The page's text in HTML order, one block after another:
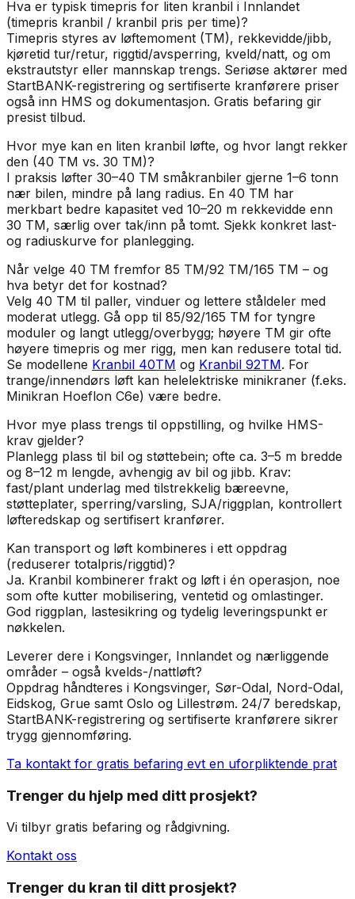
Hva er typisk timepris for liten kranbil i Innlandet
(timepris kranbil / kranbil pris per time)?
Timepris styres av løftemoment (TM), rekkevidde/jibb,
kjøretid tur/retur, riggtid/avsperring, kveld/natt, og om
ekstrautstyr eller mannskap trengs. Seriøse aktører med
StartBANK-registrering og sertifiserte kranførere priser
også inn HMS og dokumentasjon. Gratis befaring gir
presist tilbud.
Hvor mye kan en liten kranbil løfte, og hvor langt rekker
den (40 TM vs. 30 TM)?
I praksis løfter 30–40 TM småkranbiler gjerne 1–6 tonn
nær bilen, mindre på lang radius. En 40 TM har
merkbart bedre kapasitet ved 10–20 m rekkevidde enn
30 TM, særlig over tak/inn på tomt. Sjekk konkret last-
og radiuskurve for planlegging.
Når velge 40 TM fremfor 85 TM/92 TM/165 TM – og
hva betyr det for kostnad?
Velg 40 TM til paller, vinduer og lettere ståldeler med
moderat utlegg. Gå opp til 85/92/165 TM for tyngre
moduler og langt utlegg/overbygg; høyere TM gir ofte
høyere timepris og mer rigg, men kan redusere total tid.
Se modellene Kranbil 40TM og Kranbil 92TM. For
trange/innendørs løft kan helelektriske minikraner (f.eks.
Minikran Hoeflon C6e) være bedre.
Hvor mye plass trengs til oppstilling, og hvilke HMS-
krav gjelder?
Planlegg plass til bil og støttebein; ofte ca. 3–5 m bredde
og 8–12 m lengde, avhengig av bil og jibb. Krav:
fast/plant underlag med tilstrekkelig bæreevne,
støtteplater, sperring/varsling, SJA/riggplan, kontrollert
løfteredskap og sertifisert kranfører.
Kan transport og løft kombineres i ett oppdrag
(reduserer totalpris/riggtid)?
Ja. Kranbil kombinerer frakt og løft i én operasjon, noe
som ofte kutter mobilisering, ventetid og omlastinger.
God riggplan, lastesikring og tydelig leveringspunkt er
nøkkelen.
Leverer dere i Kongsvinger, Innlandet og nærliggende
områder – også kvelds-/nattløft?
Oppdrag håndteres i Kongsvinger, Sør-Odal, Nord-Odal,
Eidskog, Grue samt Oslo og Lillestrøm. 24/7 beredskap,
StartBANK-registrering og sertifiserte kranførere sikrer
trygg gjennomføring.
Ta kontakt for gratis befaring evt en uforpliktende prat
Trenger du hjelp med ditt prosjekt?
Vi tilbyr gratis befaring og rådgivning.
Kontakt oss
Trenger du kran til ditt prosjekt?